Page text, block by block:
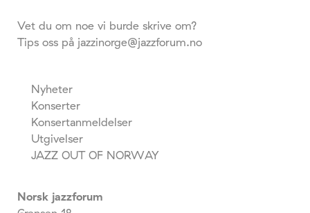
Vet du om noe vi burde skrive om?
Tips oss på jazzinorge@jazzforum.no
Nyheter
Konserter
Konsertanmeldelser
Utgivelser
JAZZ OUT OF NORWAY
Norsk jazzforum